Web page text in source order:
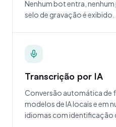
Nenhum bot entra,
selo de gravação é exibido.
Transcrição por IA
Conversão automática de
modelos de IA locais e em
idiomas com identificação